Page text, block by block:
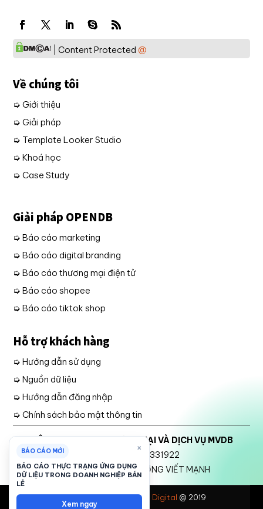
| Content Protected@
Về chúng tôi
➭ Giới thiệu
➭ Giải pháp
➭ Template Looker Studio
➭ Khoá học
➭ Case Study
Giải pháp OPENDB
➭ Báo cáo marketing
➭ Báo cáo digital branding
➭ Báo cáo thương mại điện tử
➭ Báo cáo shopee
➭ Báo cáo tiktok shop
Hỗ trợ khách hàng
➭ Hướng dẫn sử dụng
➭ Nguồn dữ liệu
➭ Hướng dẫn đăng nhập
➭ Chính sách bảo mật thông tin
CÔNG TY TNHH THƯƠNG MẠI VÀ DỊCH VỤ MVDB
Mã số thuế: 2301331922
Đại diện Pháp luật: TRƯƠNG VIẾT MẠNH
Một giải pháp củaMidas Digital @ 2019
×
BÁO CÁO MỚI
BÁO CÁO THỰC TRẠNG ỨNG DỤNG
DỮ LIỆU TRONG DOANH NGHIỆP BÁN
LẺ
Xem ngay